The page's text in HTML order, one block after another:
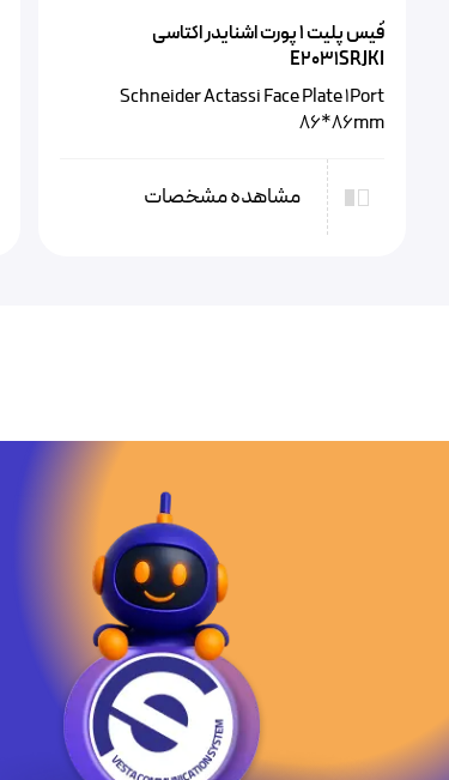
ُفیس پلیت ۱ پورت اشنایدر اکتاسی
E2031SRJKI
Schneider Actassi Face Plate 1Port
86*86mm
مشاهده مشخصات